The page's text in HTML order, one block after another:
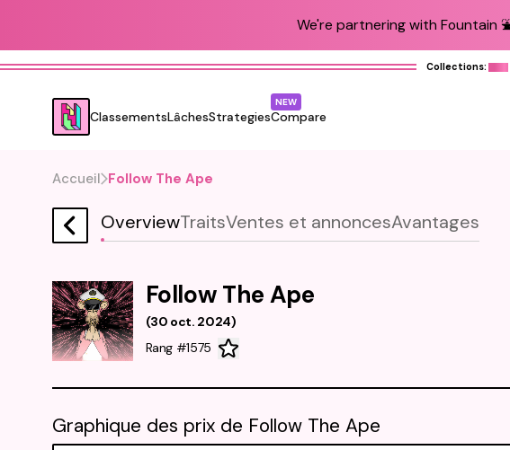
We're partnering with Fountain
Collections:
ClassementsLâchesStrategiesCompare
NEW
Accueil Follow The Ape
OverviewTraitsVentes et annoncesAvantages
Follow The Ape
(30 oct. 2024)
Rang #1575
Graphique des prix de Follow The Ape